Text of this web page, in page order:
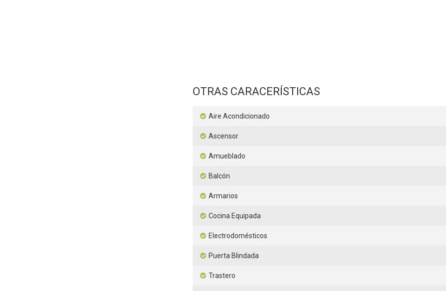
OTRAS CARACERÍSTICAS
Aire Acondicionado
Ascensor
Amueblado
Balcón
Armarios
Cocina Equipada
Electrodomésticos
Puerta Blindada
Trastero